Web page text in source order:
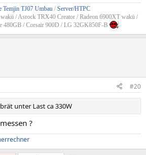
Temjin TJ07 Umbau / Server/HTPC
/ Asrock TRX40 Creator / Radeon 6900XT wakü /
480GB / Corsair 900D / LG 32GK850F-B
#20
unter Last ca 330W
?